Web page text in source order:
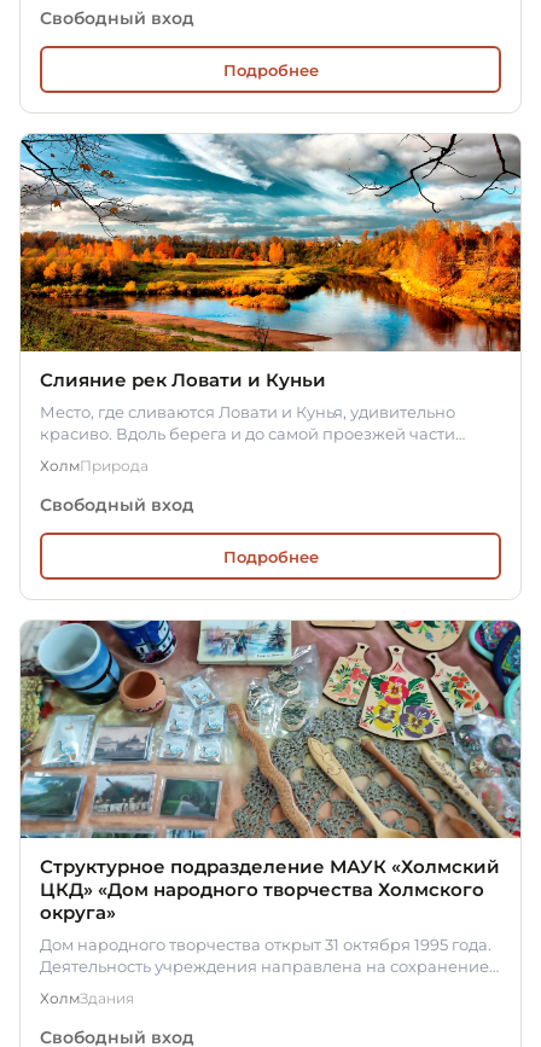
Свободный вход
Подробнее
Слияние рек Ловати и Куньи
Место, где сливаются Ловати и Кунья, удивительно
красиво. Вдоль берега и до самой проезжей части
ХолмПрирода
Свободный вход
Подробнее
Структурное подразделение МАУК «Холмский
ЦКД» «Дом народного творчества Холмского
округа»
Дом народного творчества открыт 31 октября 1995 года.
Деятельность учреждения направлена на сохранение
ХолмЗдания
Свободный вход